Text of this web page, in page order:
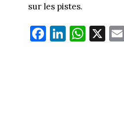
sur les pistes.
Fa
ce
Li
nk
W
ha
X